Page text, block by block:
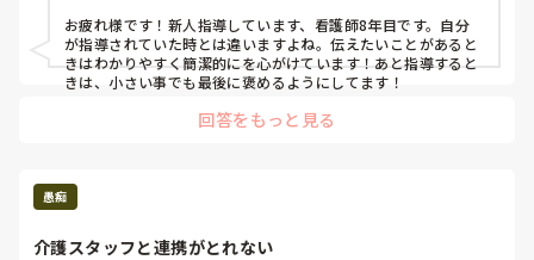
お疲れ様です！新人指導しています、看護師8年目です。自分
が指導されていた時とは違いますよね。伝えたいことがあると
きはわかりやすく簡潔的にを心がけています！あと指導すると
きは、小さい事でも最後に褒めるようにしてます！
回答をもっと見る
愚痴
介護スタッフと連携がとれない